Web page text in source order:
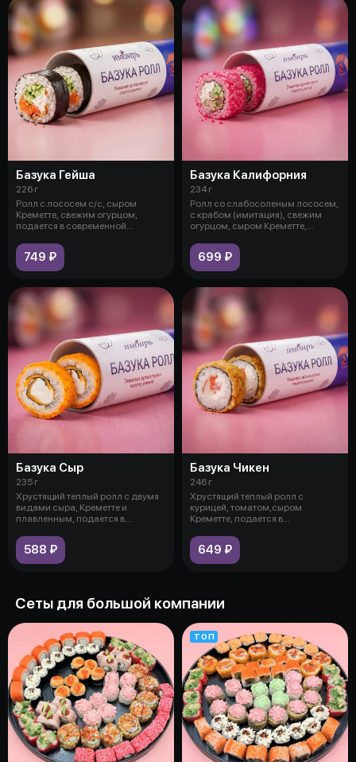
Базука Гейша
226 г
Ролл с лососем с/с, сыром
Креметте, свежим огурцом,
подается в современной
749 ₽
Базука Калифорния
234 г
Ролл со слабосоленым лососем,
с крабом (имитация), свежим
огурцом, сыром Креметте,
699 ₽
Базука Сыр
235 г
Хрустящий теплый ролл с двумя
видами сыра, Креметте и
плавленным, подается в
588 ₽
Базука Чикен
246 г
Хрустящий теплый ролл с
курицей, томатом,сыром
Креметте, подается в
649 ₽
Сеты для большой компании
ТОП